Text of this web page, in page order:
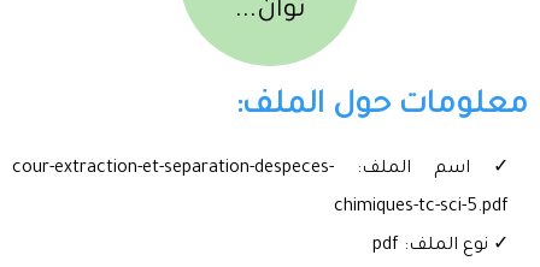
ثوان...
معلومات حول الملف:
✓ اسم الملف: cour-extraction-et-separation-despeces-
chimiques-tc-sci-5.pdf
✓ نوع الملف: pdf